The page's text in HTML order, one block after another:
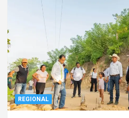
REGIONAL